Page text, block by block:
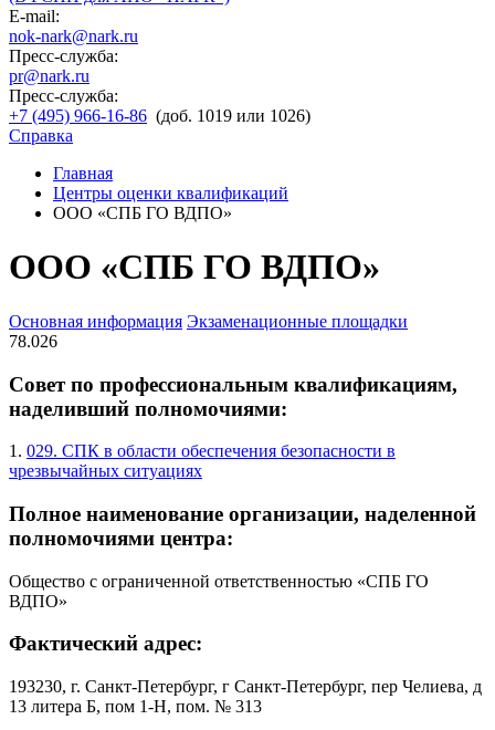
E-mail:
nok-nark@nark.ru
Пресс-служба:
pr@nark.ru
Пресс-служба:
+7 (495) 966-16-86 (доб. 1019 или 1026)
Справка
Главная
Центры оценки квалификаций
ООО «СПБ ГО ВДПО»
ООО «СПБ ГО ВДПО»
Основная информация Экзаменационные площадки
78.026
Совет по профессиональным квалификациям,
наделивший полномочиями:
1. 029. СПК в области обеспечения безопасности в
чрезвычайных ситуациях
Полное наименование организации, наделенной
полномочиями центра:
Общество с ограниченной ответственностью «СПБ ГО
ВДПО»
Фактический адрес:
193230, г. Санкт-Петербург, г Санкт-Петербург, пер Челиева, д
13 литера Б, пом 1-Н, пом. № 313